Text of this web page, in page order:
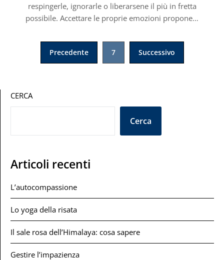
respingerle, ignorarle o liberarsene il più in fretta
possibile. Accettare le proprie emozioni propone…
PaginazionePrecedente 7 Successivo
CERCA
Cerca
Articoli recenti
L’autocompassione
Lo yoga della risata
Il sale rosa dell’Himalaya: cosa sapere
Gestire l’impazienza